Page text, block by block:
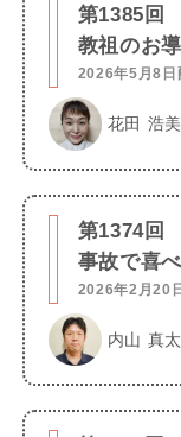
第1385回
教祖のお
2026年5月8日
花田 浩美
第1374回
事故で喜
2026年2月20
内山 真